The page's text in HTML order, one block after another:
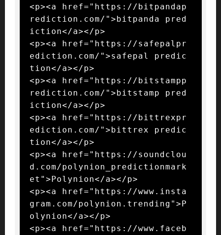
<p><a href="https://bitpandap
rediction.com/">bitpanda pred
iction</a></p>
<p><a href="https://safepalpr
ediction.com/">safepal predic
tion</a></p>
<p><a href="https://bitstampp
rediction.com/">bitstamp pred
iction</a></p>
<p><a href="https://bittrexpr
ediction.com/">bittrex predic
tion</a></p>
<p><a href="https://soundclou
d.com/polynion_predictionmark
et">Polynion</a></p>
<p><a href="https://www.insta
gram.com/polynion.trending">P
olynion</a></p>
<p><a href="https://www.faceb